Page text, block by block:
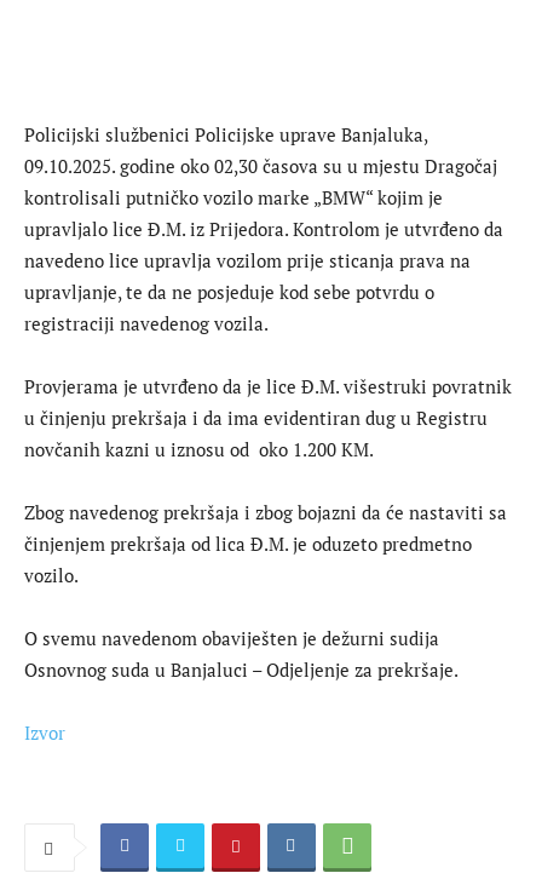
Policijski službenici Policijske uprave Banjaluka,
09.10.2025. godine oko 02,30 časova su u mjestu Dragočaj
kontrolisali putničko vozilo marke „BMW“ kojim je
upravljalo lice Đ.M. iz Prijedora. Kontrolom je utvrđeno da
navedeno lice upravlja vozilom prije sticanja prava na
upravljanje, te da ne posjeduje kod sebe potvrdu o
registraciji navedenog vozila.
Provjerama je utvrđeno da je lice Đ.M. višestruki povratnik
u činjenju prekršaja i da ima evidentiran dug u Registru
novčanih kazni u iznosu od oko 1.200 KM.
Zbog navedenog prekršaja i zbog bojazni da će nastaviti sa
činjenjem prekršaja od lica Đ.M. je oduzeto predmetno
vozilo.
O svemu navedenom obaviješten je dežurni sudija
Osnovnog suda u Banjaluci – Odjeljenje za prekršaje.
Izvor